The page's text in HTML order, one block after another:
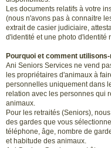
Les documents relatifs à votre
(nous n'avons pas à connaitre
extrait de casier judiciaire,
d'identité et une photo d'identité
Pourquoi et comment
Ani Seniors Services ne vend
les propriétaires d'animaux à
personnelles uniquement dans
relation avec les personnes qui
animaux.
Pour les retraités (Seniors),
des gardes que vous
téléphone, âge, nombre de
et habitude des animaux.